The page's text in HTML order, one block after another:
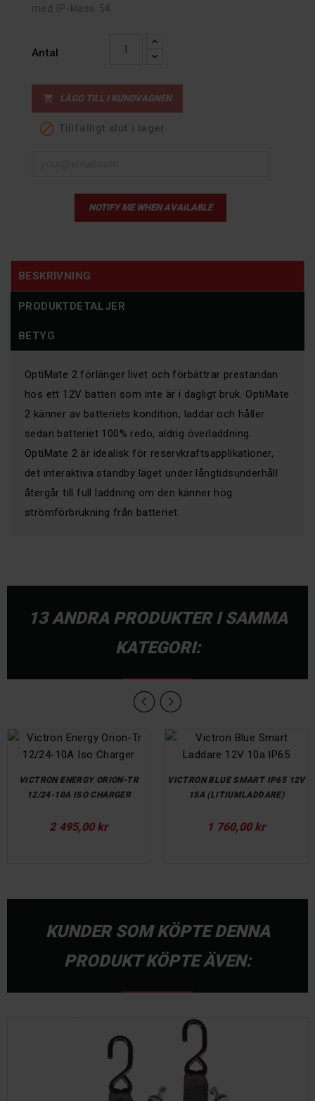
med IP-klass 54.
Antal
 LÄGG TILL I KUNDVAGNEN
 Tillfälligt slut i lager
NOTIFY ME WHEN AVAILABLE
BESKRIVNING
PRODUKTDETALJER
BETYG
OptiMate 2 förlänger livet och förbättrar prestandan
hos ett 12V batteri som inte är i dagligt bruk. OptiMate
2 känner av batteriets kondition, laddar och håller
sedan batteriet 100% redo, aldrig överladdning.
OptiMate 2 är idealisk för reservkraftsapplikationer,
det interaktiva standby läget under långtidsunderhåll
återgår till full laddning om den känner hög
strömförbrukning från batteriet.
13 ANDRA PRODUKTER I SAMMA
KATEGORI:
VICTRON ENERGY ORION-TR
12/24-10A ISO CHARGER
Pris
2 495,00 kr
VICTRON BLUE SMART IP65 12V
15A (LITIUMLADDARE)
Pris
1 760,00 kr
KUNDER SOM KÖPTE DENNA
PRODUKT KÖPTE ÄVEN: